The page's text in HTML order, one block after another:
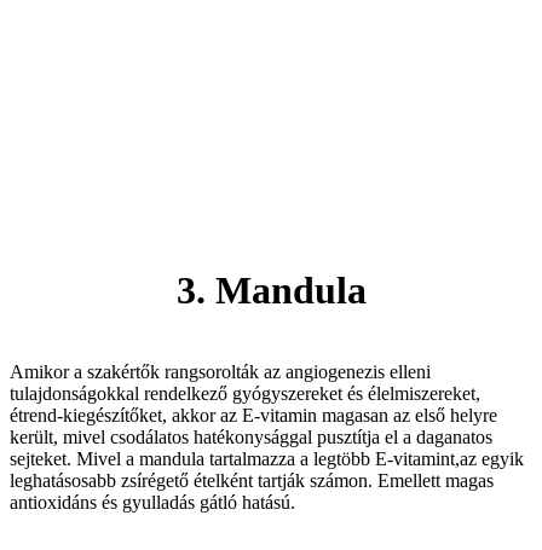
3. Mandula
Amikor a szakértők rangsorolták az angiogenezis elleni
tulajdonságokkal rendelkező gyógyszereket és élelmiszereket,
étrend-kiegészítőket, akkor az E-vitamin magasan az első helyre
került, mivel csodálatos hatékonysággal pusztítja el a daganatos
sejteket. Mivel a mandula tartalmazza a legtöbb E-vitamint,az egyik
leghatásosabb zsírégető ételként tartják számon. Emellett magas
antioxidáns és gyulladás gátló hatású.